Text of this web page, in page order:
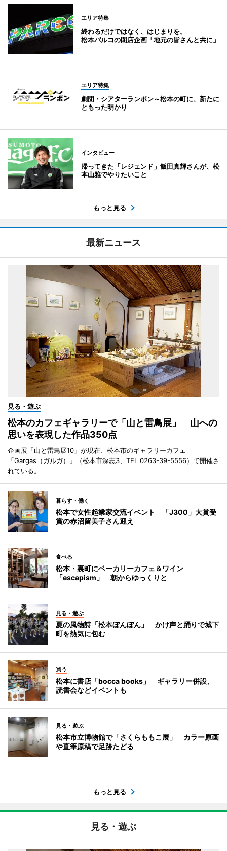
エリア特集
終わるだけではなく、はじまりを。
松本パルコの閉店企画「地元の皆さんと共に」
エリア特集
劇団・シアターランポン～松本の町に、新たに
ともった明かり
インタビュー
帰ってきた「レジェンド」飯田真輝さんが、松
本山雅でやりたいこと
もっと見る
最新ニュース
見る・遊ぶ
松本のカフェギャラリーで「山と雷鳥展」 山への
思いを表現した作品350点
企画展「山と雷鳥展10」が現在、松本市のギャラリーカフェ
「Gargas（ガルガ）」（松本市深志3、TEL 0263-39-5556）で開催さ
れている。
暮らす・働く
松本で女性起業家交流イベント 「J300」大賞受
賞の赤沼留美子さん迎え
食べる
松本・裏町にベーカリーカフェ＆ワイン
「escapism」 朝からゆっくりと
見る・遊ぶ
夏の風物詩「松本ぼんぼん」 かけ声と踊りで城下
町を熱気に包む
買う
松本に書店「bocca books」 ギャラリー併設、
読書会などイベントも
見る・遊ぶ
松本市立博物館で「さくらももこ展」 カラー原画
や直筆原稿で足跡たどる
もっと見る
見る・遊ぶ